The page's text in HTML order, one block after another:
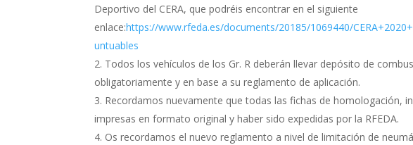
Deportivo del CERA, que podréis encontrar en el siguiente
enlace:https://www.rfeda.es/documents/20185/1069440/
untuables
Todos los vehículos de los Gr. R deberán llevar depósito de
obligatoriamente y en base a su reglamento de aplicación.
Recordamos nuevamente que todas las fichas de homologación,
impresas en formato original y haber sido expedidas por la RFEDA.
Os recordamos el nuevo reglamento a nivel de limitación de